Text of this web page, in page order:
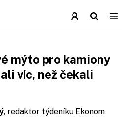
mýto pro kamiony
víc, než čekali
, redaktor týdeníku Ekonom